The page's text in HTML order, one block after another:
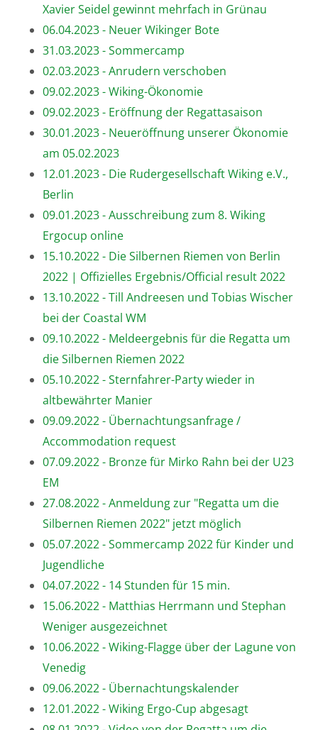
Xavier Seidel gewinnt mehrfach in Grünau
06.04.2023 - Neuer Wikinger Bote
31.03.2023 - Sommercamp
02.03.2023 - Anrudern verschoben
09.02.2023 - Wiking-Ökonomie
09.02.2023 - Eröffnung der Regattasaison
30.01.2023 - Neueröffnung unserer Ökonomie
am 05.02.2023
12.01.2023 - Die Rudergesellschaft Wiking e.V.,
Berlin
09.01.2023 - Ausschreibung zum 8. Wiking
Ergocup online
15.10.2022 - Die Silbernen Riemen von Berlin
2022 | Offizielles Ergebnis/Official result 2022
13.10.2022 - Till Andreesen und Tobias Wischer
bei der Coastal WM
09.10.2022 - Meldeergebnis für die Regatta um
die Silbernen Riemen 2022
05.10.2022 - Sternfahrer-Party wieder in
altbewährter Manier
09.09.2022 - Übernachtungsanfrage /
Accommodation request
07.09.2022 - Bronze für Mirko Rahn bei der U23
EM
27.08.2022 - Anmeldung zur "Regatta um die
Silbernen Riemen 2022" jetzt möglich
05.07.2022 - Sommercamp 2022 für Kinder und
Jugendliche
04.07.2022 - 14 Stunden für 15 min.
15.06.2022 - Matthias Herrmann und Stephan
Weniger ausgezeichnet
10.06.2022 - Wiking-Flagge über der Lagune von
Venedig
09.06.2022 - Übernachtungskalender
12.01.2022 - Wiking Ergo-Cup abgesagt